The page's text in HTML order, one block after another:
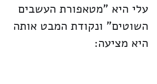
עלי היא "מטאפורת העשבים
השוטים" ונקודת המבט אותה
היא מציעה: